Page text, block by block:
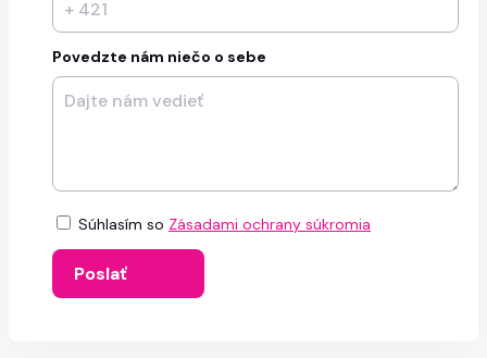
Povedzte nám niečo o sebe
Súhlasím so Zásadami ochrany súkromia
Poslať